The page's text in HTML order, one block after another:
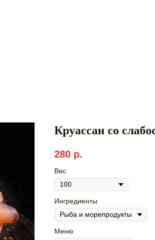
Круассан со
280 р.
Вес
Ингредиенты
Меню